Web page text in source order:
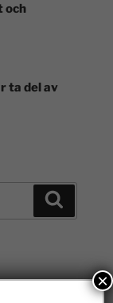
och
ta del av
×